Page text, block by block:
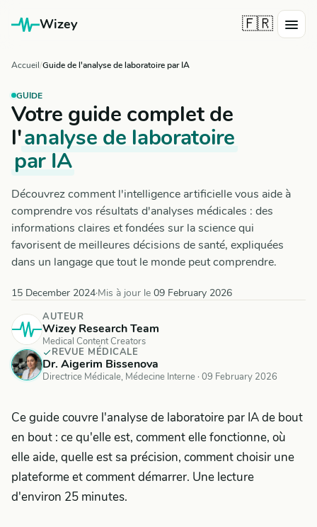
Wizey 🇫🇷
Accueil Guide de l'analyse de laboratoire par IA
GUIDE
Votre guide complet de
l'analyse de laboratoire
par IA
Découvrez comment l'intelligence artificielle vous aide à
comprendre vos résultats d'analyses médicales : des
informations claires et fondées sur la science qui
favorisent de meilleures décisions de santé, expliquées
dans un langage que tout le monde peut comprendre.
15 December 2024·Mis à jour le 09 February 2026
AUTEUR
Wizey Research Team
Medical Content Creators
REVUE MÉDICALE
Dr. Aigerim Bissenova
Directrice Médicale, Médecine Interne · 09 February 2026
Ce guide couvre l'analyse de laboratoire par IA de bout
en bout : ce qu'elle est, comment elle fonctionne, où
elle aide, quelle est sa précision, comment choisir une
plateforme et comment démarrer. Une lecture
d'environ 25 minutes.